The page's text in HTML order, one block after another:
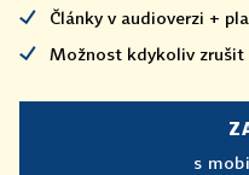
Články v audioverzi +
Možnost kdykoliv zrušit
s